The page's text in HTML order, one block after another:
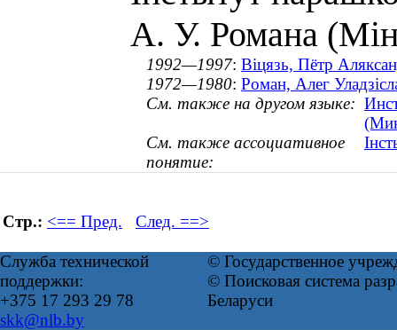
А. У. Романа
1992—1997: Віцязь, Пётр
1972—1980: Роман, Алег
См. также на другом языке:
См. также ассоциативное
понятие:
Стр.: <== Пред. След. ==>
Служба технической
поддержки:
+375 17 293 29 78
skk@nlb.by
© Государственное
© Поисковая система
Беларуси